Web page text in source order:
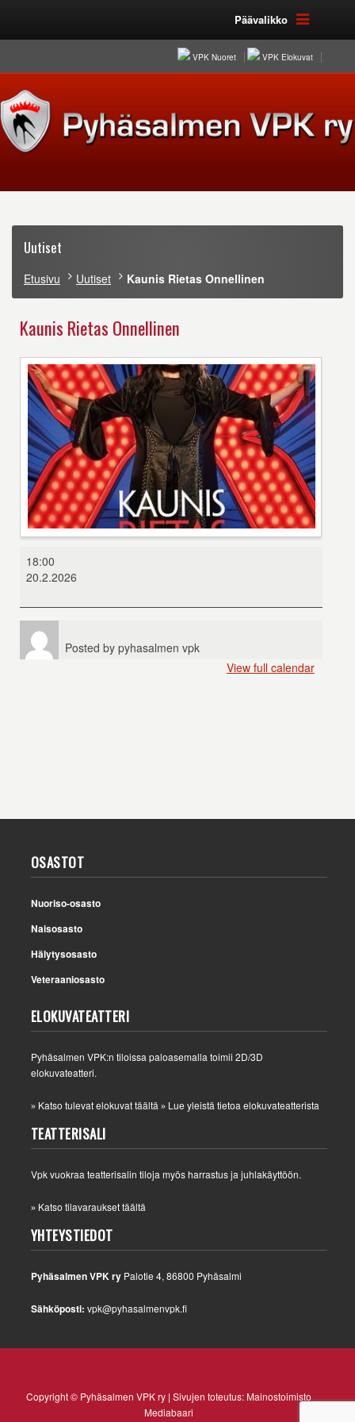
Päävalikko
VPK Nuoret VPK Elokuvat
Uutiset
Etusivu Uutiset Kaunis Rietas Onnellinen
Kaunis Rietas Onnellinen
Rietas
Onnellinen
18:00
20.2.2026
Posted by pyhasalmen vpk
View full calendar
OSASTOT
Nuoriso-osasto
Naisosasto
Hälytysosasto
Veteraaniosasto
ELOKUVATEATTERI
Pyhäsalmen VPK:n tiloissa paloasemalla toimii 2D/3D
elokuvateatteri.
» Katso tulevat elokuvat täältä » Lue yleistä tietoa elokuvateatterista
TEATTERISALI
Vpk vuokraa teatterisalin tiloja myös harrastus ja juhlakäyttöön.
» Katso tilavaraukset täältä
YHTEYSTIEDOT
Pyhäsalmen VPK ry Palotie 4, 86800 Pyhäsalmi
Sähköposti: vpk@pyhasalmenvpk.fi
Copyright © Pyhäsalmen VPK ry | Sivujen toteutus:Mainostoimisto
Mediabaari